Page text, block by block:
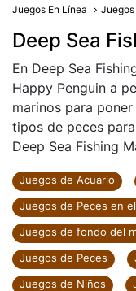
Juegos En Línea
Deep Sea
En Deep Sea
Happy Penguin a
marinos para
tipos de peces
Deep Sea Fishing
Juegos de Acuario
Juegos de Peces en
Juegos de fondo del
Juegos de Peces
Juegos de Niños